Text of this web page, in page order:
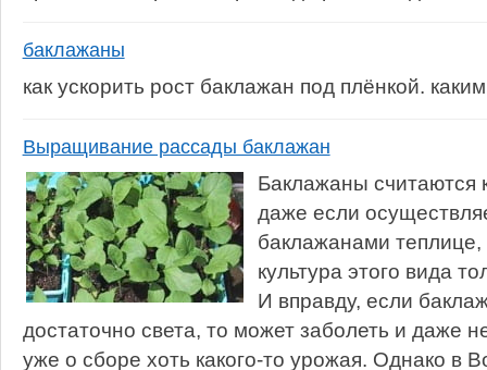
баклажаны
как ускорить рост баклажан под плёнкой.
Выращивание рассады баклажан
Баклажаны считаются
даже если
баклажанами
культура этого вида
И вправду, если
достаточно света, то может заболеть и даже
уже о сборе хоть какого-то урожая. Однако в